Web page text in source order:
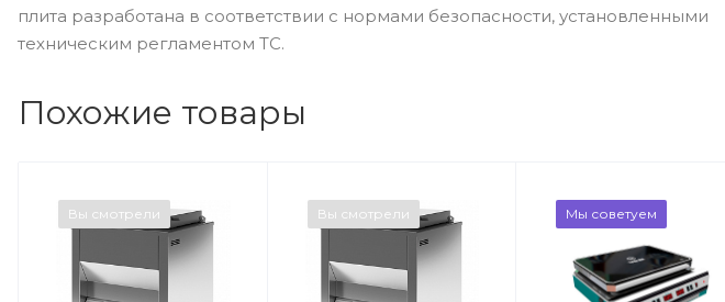
плита разработана в соответствии с нормами безопасности, установленными
техническим регламентом ТС.
Похожие товары
Вы смотрели Вы смотрели Мы советуем